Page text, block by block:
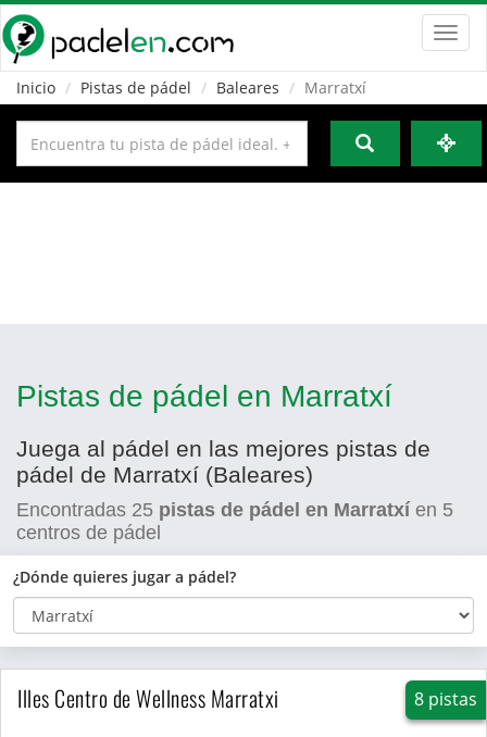
Inicio
Pistas de pádel Baleares Marratxí
Pistas de pádel en Marratxí
Juega al pádel en las mejores pistas de
pádel de Marratxí (Baleares)
Encontradas 25 pistas de pádel en Marratxí en 5
centros de pádel
¿Dónde quieres jugar a pádel?
Illes Centro de Wellness Marratxi 8 pistas